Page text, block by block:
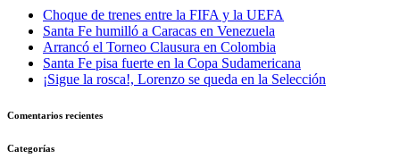
Choque de trenes entre la FIFA y la UEFA
Santa Fe humilló a Caracas en Venezuela
Arrancó el Torneo Clausura en Colombia
Santa Fe pisa fuerte en la Copa Sudamericana
¡Sigue la rosca!, Lorenzo se queda en la Selección
Comentarios recientes
Categorías